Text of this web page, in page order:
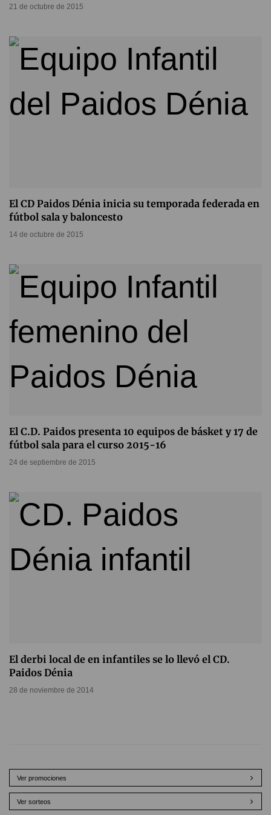
21 de octubre de 2015
El CD Paidos Dénia inicia su temporada federada en
fútbol sala y baloncesto
14 de octubre de 2015
El C.D. Paidos presenta 10 equipos de básket y 17 de
fútbol sala para el curso 2015-16
24 de septiembre de 2015
El derbi local de en infantiles se lo llevó el CD.
Paidos Dénia
28 de noviembre de 2014
Ver promociones
Ver sorteos